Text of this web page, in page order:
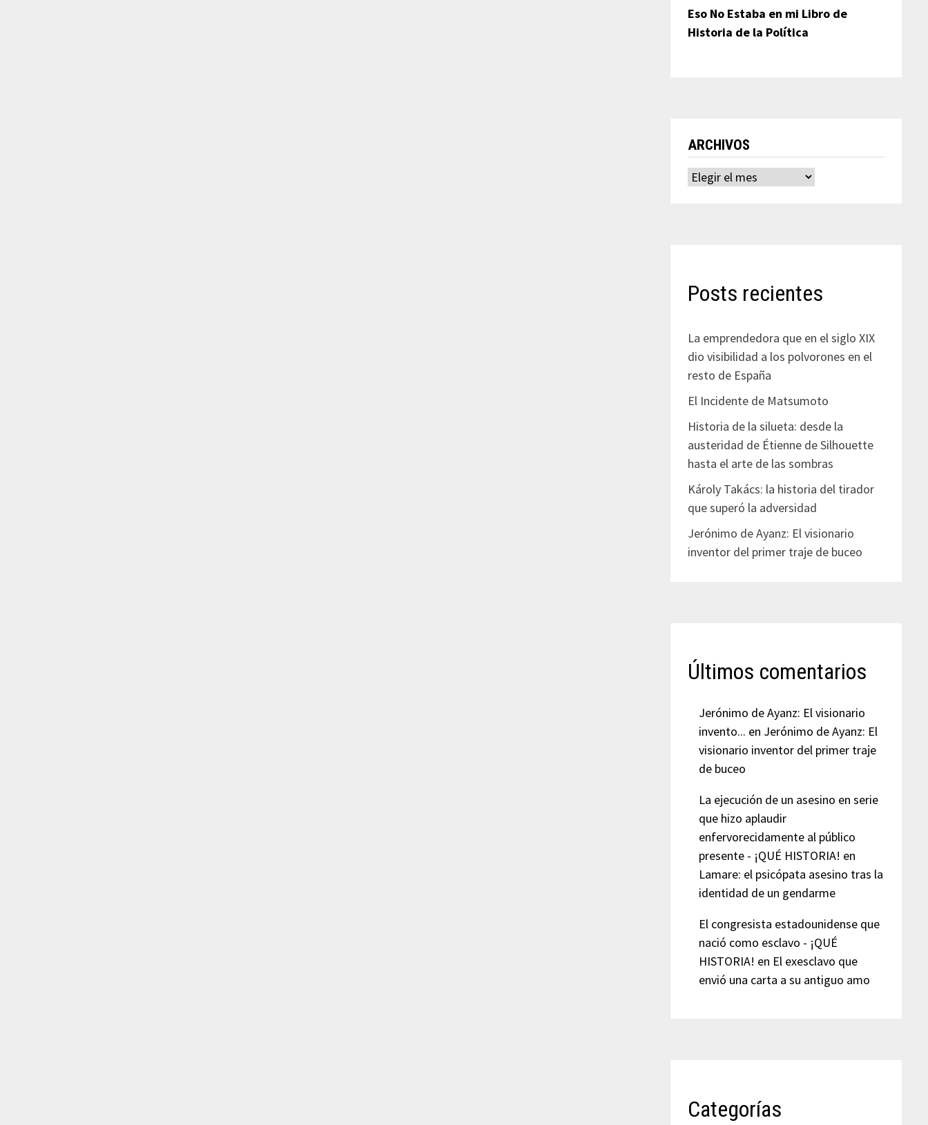
Eso No Estaba en mi Libro de
Historia de la Política
ARCHIVOS
Archivos
Posts recientes
La emprendedora que en el siglo XIX
dio visibilidad a los polvorones en el
resto de España
El Incidente de Matsumoto
Historia de la silueta: desde la
austeridad de Étienne de Silhouette
hasta el arte de las sombras
Károly Takács: la historia del tirador
que superó la adversidad
Jerónimo de Ayanz: El visionario
inventor del primer traje de buceo
Últimos comentarios
Jerónimo de Ayanz: El visionario
invento... en Jerónimo de Ayanz: El
visionario inventor del primer traje
de buceo
La ejecución de un asesino en serie
que hizo aplaudir
enfervorecidamente al público
presente - ¡QUÉ HISTORIA! en
Lamare: el psicópata asesino tras la
identidad de un gendarme
El congresista estadounidense que
nació como esclavo - ¡QUÉ
HISTORIA! en El exesclavo que
envió una carta a su antiguo amo
Categorías